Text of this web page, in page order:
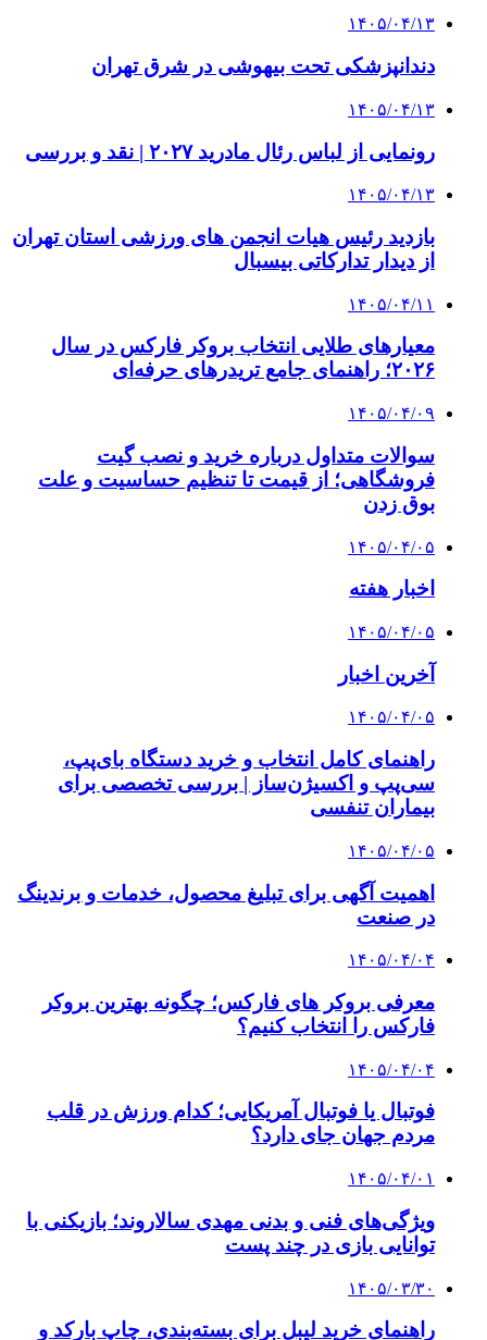
۱۴۰۵/۰۴/۱۳
دندانپزشکی تحت بیهوشی در شرق تهران
۱۴۰۵/۰۴/۱۳
رونمایی از لباس رئال مادرید ۲۰۲۷ | نقد و بررسی
۱۴۰۵/۰۴/۱۳
بازدید رئیس هیات انجمن های ورزشی استان تهران
از دیدار تدارکاتی بیسبال
۱۴۰۵/۰۴/۱۱
معیارهای طلایی انتخاب بروکر فارکس در سال
۲۰۲۶؛ راهنمای جامع تریدرهای حرفه‌ای
۱۴۰۵/۰۴/۰۹
سوالات متداول درباره خرید و نصب گیت
فروشگاهی؛ از قیمت تا تنظیم حساسیت و علت
بوق زدن
۱۴۰۵/۰۴/۰۵
اخبار هفته
۱۴۰۵/۰۴/۰۵
آخرین اخبار
۱۴۰۵/۰۴/۰۵
راهنمای کامل انتخاب و خرید دستگاه بای‌پپ،
سی‌پپ و اکسیژن‌ساز | بررسی تخصصی برای
بیماران تنفسی
۱۴۰۵/۰۴/۰۵
اهمیت آگهی برای تبلیغ محصول، خدمات و برندینگ
در صنعت
۱۴۰۵/۰۴/۰۴
معرفی بروکر های فارکس؛ چگونه بهترین بروکر
فارکس را انتخاب کنیم؟
۱۴۰۵/۰۴/۰۴
فوتبال یا فوتبال آمریکایی؛ کدام ورزش در قلب
مردم جهان جای دارد؟
۱۴۰۵/۰۴/۰۱
ویژگی‌های فنی و بدنی مهدی سالاروند؛ بازیکنی با
توانایی بازی در چند پست
۱۴۰۵/۰۳/۳۰
راهنمای خرید لیبل برای بسته‌بندی، چاپ بارکد و